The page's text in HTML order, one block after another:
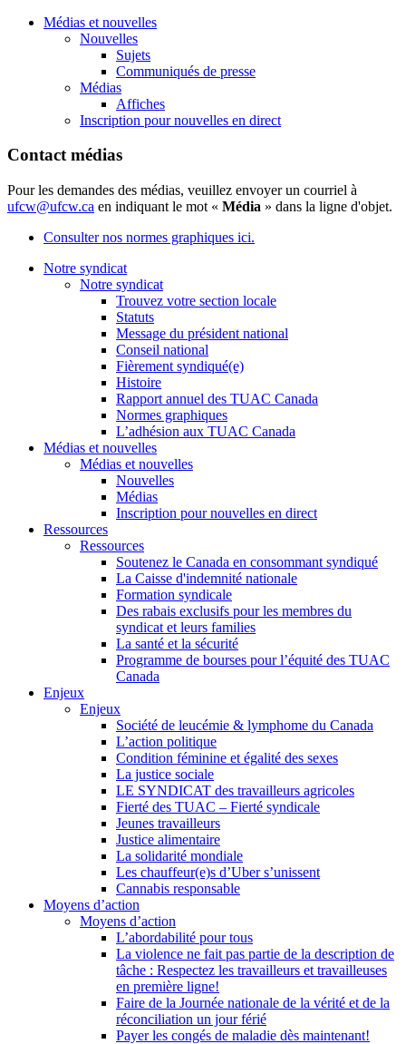
Médias et nouvelles
Nouvelles
Sujets
Communiqués de presse
Médias
Affiches
Inscription pour nouvelles en direct
Contact médias
Pour les demandes des médias, veuillez envoyer un courriel à
ufcw@ufcw.ca en indiquant le mot « Média » dans la ligne d'objet.
Consulter nos normes graphiques ici.
Notre syndicat
Notre syndicat
Trouvez votre section locale
Statuts
Message du président national
Conseil national
Fièrement syndiqué(e)
Histoire
Rapport annuel des TUAC Canada
Normes graphiques
L’adhésion aux TUAC Canada
Médias et nouvelles
Médias et nouvelles
Nouvelles
Médias
Inscription pour nouvelles en direct
Ressources
Ressources
Soutenez le Canada en consommant syndiqué
La Caisse d'indemnité nationale
Formation syndicale
Des rabais exclusifs pour les membres du
syndicat et leurs families
La santé et la sécurité
Programme de bourses pour l’équité des TUAC
Canada
Enjeux
Enjeux
Société de leucémie & lymphome du Canada
L’action politique
Condition féminine et égalité des sexes
La justice sociale
LE SYNDICAT des travailleurs agricoles
Fierté des TUAC – Fierté syndicale
Jeunes travailleurs
Justice alimentaire
La solidarité mondiale
Les chauffeur(e)s d’Uber s’unissent
Cannabis responsable
Moyens d’action
Moyens d’action
L’abordabilité pour tous
La violence ne fait pas partie de la description de
tâche : Respectez les travailleurs et travailleuses
en première ligne!
Faire de la Journée nationale de la vérité et de la
réconciliation un jour férié
Payer les congés de maladie dès maintenant!